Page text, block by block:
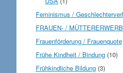
Feminismus /
FRAUEN- /
Frauenförderung / Frauenquote
Frühe Kindheit / Bindung(10)
Frühkindliche Bildung(3)